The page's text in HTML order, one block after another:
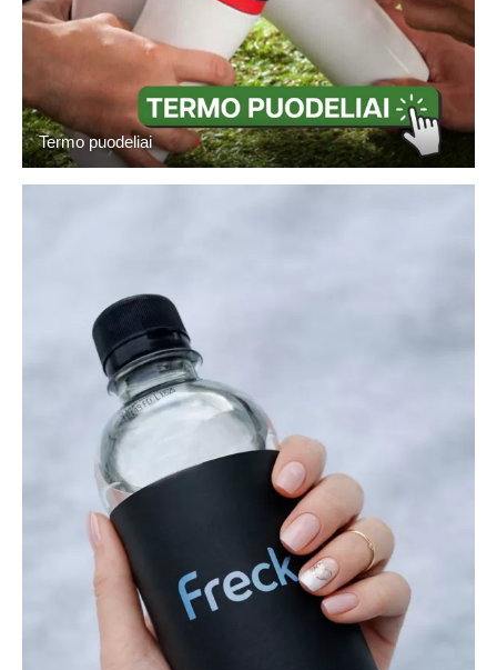
Termo puodeliai